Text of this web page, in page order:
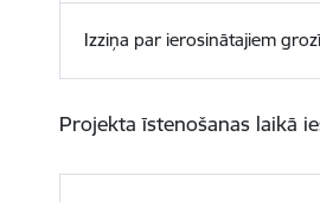
Izziņa par ierosinātajiem
Projekta īstenošanas laikā